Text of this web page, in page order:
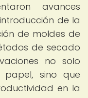
avances
de la
de moldes de
de secado
no solo
sino que
en la